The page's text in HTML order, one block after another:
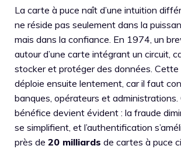
La carte à puce naît d’une intuition
ne réside pas seulement dans la
mais dans la confiance. En 1974, un
autour d’une carte intégrant un circuit,
stocker et protéger des données. Cette
déploie ensuite lentement, car il faut
banques, opérateurs et administrations.
bénéfice devient évident : la fraude
se simplifient, et l’authentification
près de 20 milliards de cartes à puce